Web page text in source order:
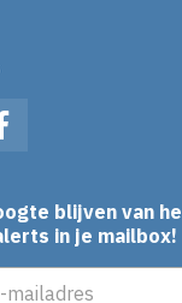
Facebook
blijven van
in je mailbox!